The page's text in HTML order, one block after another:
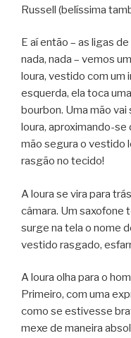
Russell (belíssima
E aí então – as ligas
nada, nada – vemos
loura, vestido com
esquerda, ela toca
bourbon. Uma mão
loura, aproximando-
mão segura o vestido
rasgão no tecido!
A loura se vira para
câmara. Um saxofone
surge na tela o nome
vestido rasgado,
A loura olha para o
Primeiro, com uma
como se estivesse
mexe de maneira